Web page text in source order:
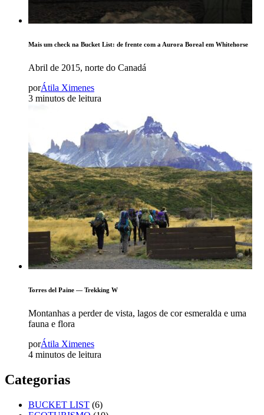
Mais um check na Bucket List: de frente com a Aurora Boreal em Whitehorse
Abril de 2015, norte do Canadá
porÁtila Ximenes
3 minutos de leitura
Torres del Paine — Trekking W
Montanhas a perder de vista, lagos de cor esmeralda e uma
fauna e flora
porÁtila Ximenes
4 minutos de leitura
Categorias
BUCKET LIST (6)